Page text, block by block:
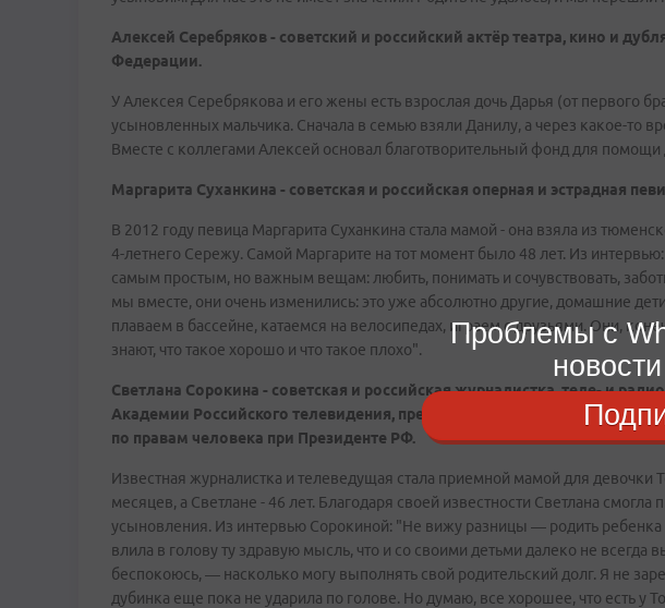
Алексей Серебряков - советский и российский актёр театра, кино и
Федерации.
У Алексея Серебрякова и его жены есть взрослая дочь Дарья (от первого
усыновленных мальчика. Сначала в семью взяли Данилу, а через какое-то
Вместе с коллегами Алексей основал благотворительный фонд для помощи
Маргарита Суханкина - советская и российская оперная и эстрадная
В 2012 году певица Маргарита Суханкина стала мамой - она взяла из
4-летнего Сережу. Самой Маргарите на тот момент было 48 лет. Из
самым простым, но важным вещам: любить, понимать и сочувствовать,
мы вместе, они очень изменились: это уже абсолютно другие, домашние
плаваем в бассейне, катаемся на велосипедах, играем с друзьями. Они,
знают, что такое хорошо и что такое плохо".
Светлана Сорокина - советская и российская журналистка, теле- и
Академии Российского телевидения, преподаватель Высшей школы
по правам человека при Президенте РФ.
Известная журналистка и телеведущая стала приемной мамой для
месяцев, а Светлане - 46 лет. Благодаря своей известности Светлана смогла
усыновления. Из интервью Сорокиной: "Не вижу разницы — родить ребенка
влила в голову ту здравую мысль, что и со своими детьми далеко не всегда
беспокоюсь, — насколько могу выполнять свой родительский долг. Я не
дубинка еще пока не ударила по голове. Но думаю, все хорошее, что есть у
Проблемы с